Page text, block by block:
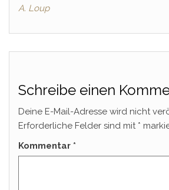
A. Loup
Schreibe einen
Deine E-Mail-Adresse wird nicht
Erforderliche Felder sind mit *
Kommentar *